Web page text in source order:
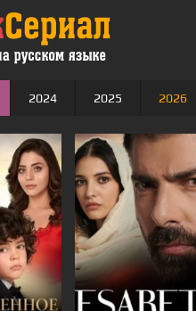
2024 2025 2026